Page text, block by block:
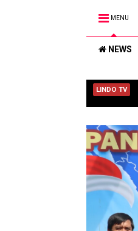
MENU
NEWS
LINDO TV